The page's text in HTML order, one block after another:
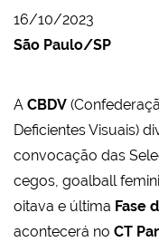
16/10/2023
São Paulo/SP
A CBDV
Deficientes Visuais)
convocação das
cegos, goalball
oitava e última Fase
acontecerá no CT